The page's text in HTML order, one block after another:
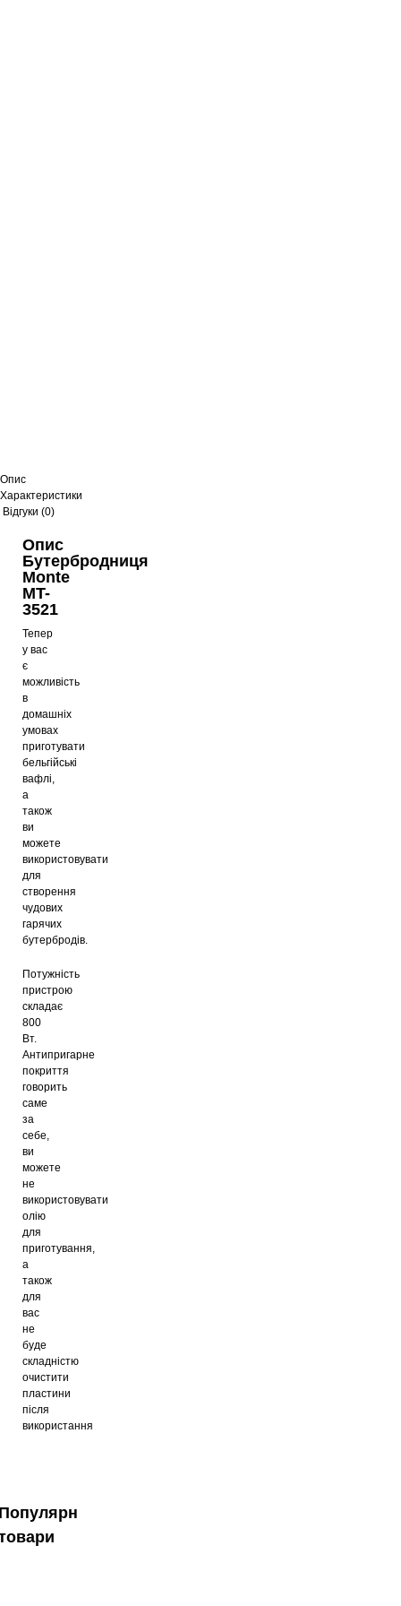
Опис
Характеристики
Відгуки (0)
Опис
Бутербродниця
Monte
MT-
3521
Тепер
у вас
є
можливість
в
домашніх
умовах
приготувати
бельгійські
вафлі,
а
також
ви
можете
використовувати
для
створення
чудових
гарячих
бутербродів.
Потужність
пристрою
складає
800
Вт.
Антипригарне
покриття
говорить
саме
за
себе,
ви
можете
не
використовувати
олію
для
приготування,
а
також
для
вас
не
буде
складністю
очистити
пластини
після
використання